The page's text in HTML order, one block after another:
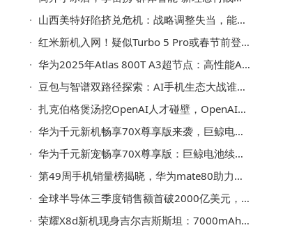
山西美特好陷挤兑危机：战略调整失当，能否避免重蹈家乐福覆辙？
红米新机入网！疑似Turbo 5 Pro或春节前登场，配置激进性能大跨越
华为2025年Atlas 800T A3超节点：高性能AI智算，为大模型训练筑牢硬件根基
豆包与智谱双路径探索：AI手机生态大战谁能率先突围？
扎克伯格煲汤挖OpenAI人才碰壁，OpenAI凭独特文化与技术战略稳住核心
华为千元新机畅享70X尊享版来袭，巨鲸电池加卫星消息，性价比拉满
华为千元新宠畅享70X尊享版：巨鲸电池续航强，卫星消息功能全
第49周手机销量榜揭晓，华为mate80助力国产手机斩获第二佳绩
全球半导体三季度销售额首破2000亿美元，今年有望再创新高超8000亿
荣耀X8d新机现身吉尔吉斯斯坦：7000mAh大电池配亿级主摄引关注